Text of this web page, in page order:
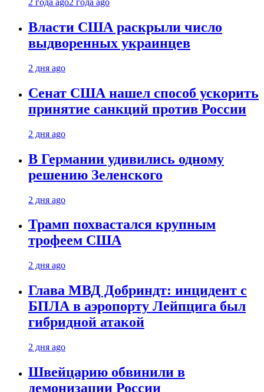
2 года ago2 года ago
Власти США раскрыли число
выдворенных украинцев
2 дня ago
Сенат США нашел способ ускорить
принятие санкций против России
2 дня ago
В Германии удивились одному
решению Зеленского
2 дня ago
Трамп похвастался крупным
трофеем США
2 дня ago
Глава МВД Добриндт: инцидент с
БПЛА в аэропорту Лейпцига был
гибридной атакой
2 дня ago
Швейцарию обвинили в
демонизации России